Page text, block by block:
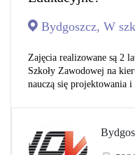
Bydgoszcz, W
Zajęcia realizowane są 2
Szkoły Zawodowej na
nauczą się projektowania